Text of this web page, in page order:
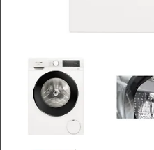
Leksaker och Hobby